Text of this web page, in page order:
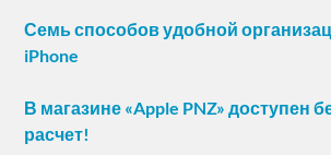
Семь способов удобной
iPhone
В магазине «Apple PNZ» доступен
расчет!